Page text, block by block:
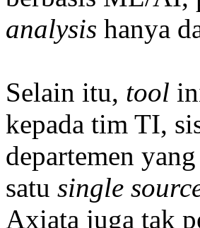
analysis hanya
Selain itu, tool
kepada tim TI,
departemen
satu single
Axiata juga tak